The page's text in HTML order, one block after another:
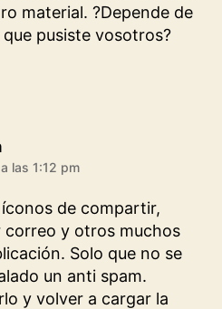
material. ?Depende de
pusiste vosotros?
dice:
las 1:12 pm
de compartir,
correo y otros muchos
Solo que no se
un anti spam.
y volver a cargar la